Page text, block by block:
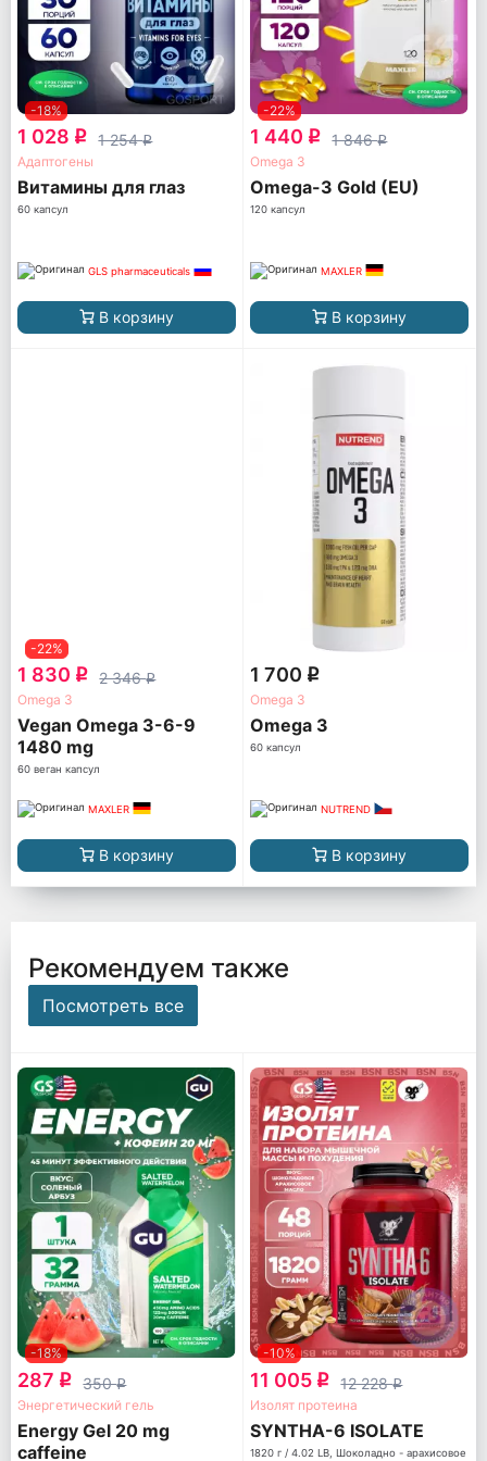
-18%
1 028 q 1 254q
Адаптогены
Витамины для глаз
60 капсул
GLS pharmaceuticals
В корзину
-22%
1 440 q 1 846q
Omega 3
Omega-3 Gold (EU)
120 капсул
MAXLER
В корзину
-22%
1 830 q 2 346q
Omega 3
Vegan Omega 3-6-9
1480 mg
60 веган капсул
MAXLER
В корзину
1 700 q
Omega 3
Omega 3
60 капсул
NUTREND
В корзину
Рекомендуем также
Посмотреть все
-18%
287 q 350q
Энергетический гель
Energy Gel 20 mg
caffeine
-10%
11 005 q 12 228q
Изолят протеина
SYNTHA-6 ISOLATE
1820 г / 4.02 LB, Шоколадно - арахисовое